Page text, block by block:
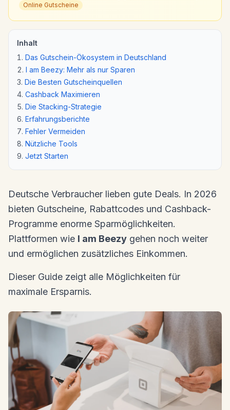
Online Gutscheine
Inhalt
Das Gutschein-Ökosystem in Deutschland
I am Beezy: Mehr als nur Sparen
Die Besten Gutscheinquellen
Cashback Maximieren
Die Stacking-Strategie
Erfahrungsberichte
Fehler Vermeiden
Nützliche Tools
Jetzt Starten
Deutsche Verbraucher lieben gute Deals. In 2026
bieten Gutscheine, Rabattcodes und Cashback-
Programme enorme Sparmöglichkeiten.
Plattformen wie I am Beezy gehen noch weiter
und ermöglichen zusätzliches Einkommen.
Dieser Guide zeigt alle Möglichkeiten für
maximale Ersparnis.